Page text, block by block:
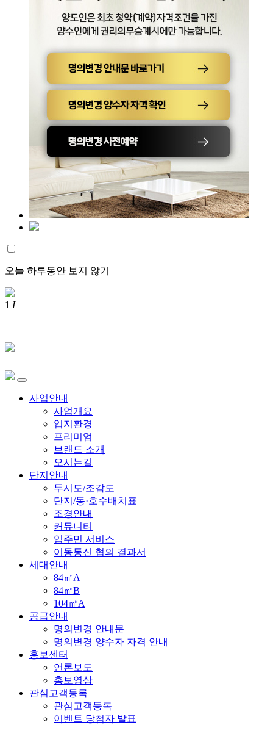
오늘 하루동안 보지 않기
1 I
사업안내
사업개요
입지환경
프리미엄
브랜드 소개
오시는길
단지안내
투시도/조감도
단지/동·호수배치표
조경안내
커뮤니티
입주민 서비스
이동통신 협의 결과서
세대안내
84㎡A
84㎡B
104㎡A
공급안내
명의변경 안내문
명의변경 양수자 자격 안내
홍보센터
언론보도
홍보영상
관심고객등록
관심고객등록
이벤트 당첨자 발표